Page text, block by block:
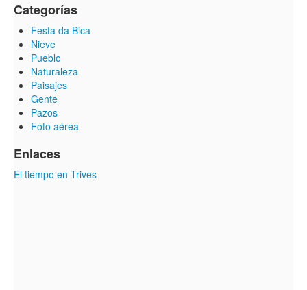
Categorías
Festa da Bica
Nieve
Pueblo
Naturaleza
Paisajes
Gente
Pazos
Foto aérea
Enlaces
El tiempo en Trives